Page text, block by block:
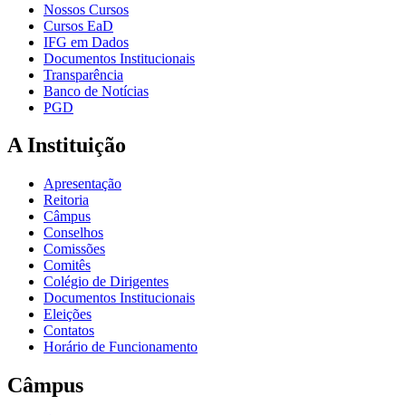
Nossos Cursos
Cursos EaD
IFG em Dados
Documentos Institucionais
Transparência
Banco de Notícias
PGD
A Instituição
Apresentação
Reitoria
Câmpus
Conselhos
Comissões
Comitês
Colégio de Dirigentes
Documentos Institucionais
Eleições
Contatos
Horário de Funcionamento
Câmpus